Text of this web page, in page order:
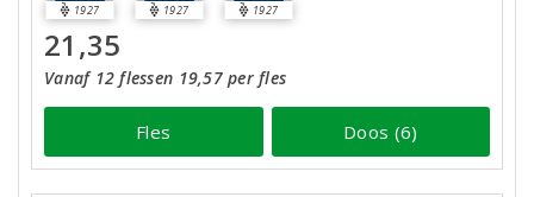
1927 1927 1927
21,35
Vanaf 12 flessen 19,57 per fles
Fles Doos (6)